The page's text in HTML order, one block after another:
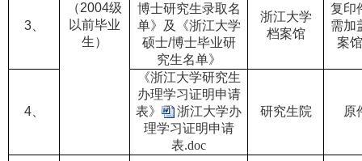
（2004级
以前毕业
生）
3、
博士研究生录取名
单》及《浙江大学
硕士/博士毕业研
究生名单》
浙江大学
档案馆
复印
需加
案
4、
《浙江大学研究生
办理学习证明申请
表》
浙江大学办
理学习证明申请
表.doc
研究生院 原